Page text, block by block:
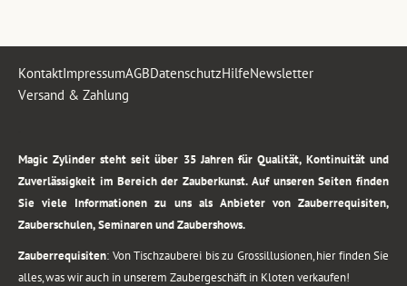
KontaktImpressumAGBDatenschutzHilfeNewsletter
Versand & Zahlung
Magic Zylinder steht seit über 35 Jahren für Qualität, Kontinuität und
Zuverlässigkeit im Bereich der Zauberkunst. Auf unseren Seiten finden
Sie viele Informationen zu uns als Anbieter von Zauberrequisiten,
Zauberschulen, Seminaren und Zaubershows.
Zauberrequisiten: Von Tischzauberei bis zu Grossillusionen, hier finden Sie
alles, was wir auch in unserem Zaubergeschäft in Kloten verkaufen!